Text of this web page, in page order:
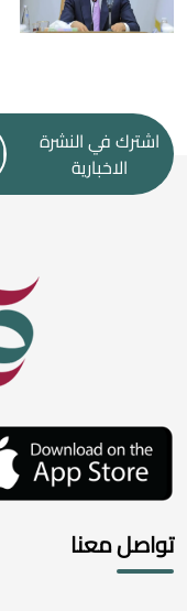
اشترك في النشرة
الاخبارية
تواصل معنا